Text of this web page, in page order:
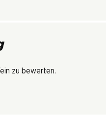
zu bewerten.